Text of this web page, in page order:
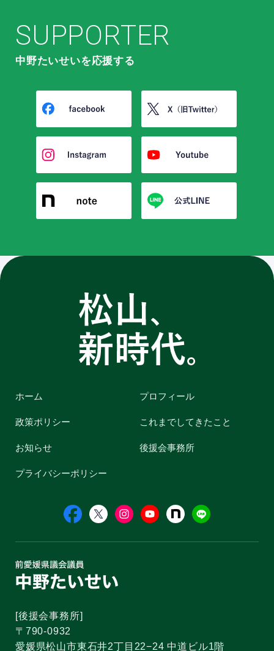
SUPPORTER
中野たいせいを応援する
ホーム プロフィール
政策ポリシー これまでしてきたこと
お知らせ 後援会事務所
プライバシーポリシー
[後援会事務所]
〒790-0932
愛媛県松山市東石井2丁目22−24 中道ビル1階